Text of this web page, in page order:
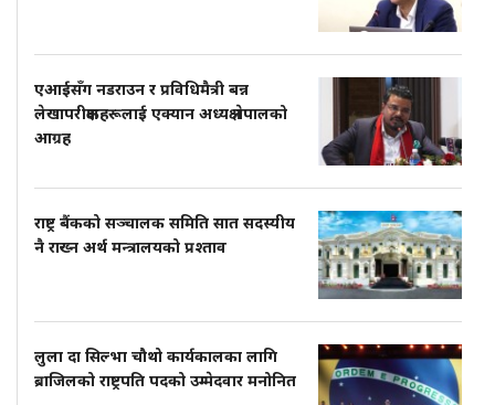
एआईसँग नडराउन र प्रविधिमैत्री बन्न
लेखापरीक्षकहरूलाई एक्यान अध्यक्ष नेपालको
आग्रह
राष्ट्र बैंकको सञ्चालक समिति सात सदस्यीय
नै राख्न अर्थ मन्त्रालयको प्रश्ताव
लुला दा सिल्भा चौथो कार्यकालका लागि
ब्राजिलको राष्ट्रपति पदको उम्मेदवार मनोनित